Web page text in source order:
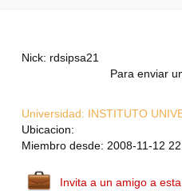
Nick: rdsipsa21
Para enviar
Universidad: INSTITUTO
Ubicacion:
Miembro desde: 2008-11-12
Invita a un amigo a